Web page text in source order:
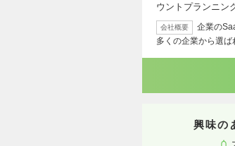
ウントプランニン
会社概要
企業の
多くの企業から選
興味の